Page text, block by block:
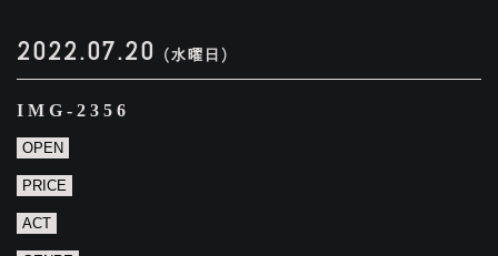
2022.07.20 (水曜日)
IMG-2356
OPEN
PRICE
ACT